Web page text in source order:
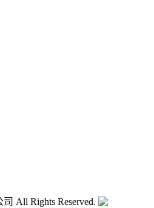
All Rights Reserved.